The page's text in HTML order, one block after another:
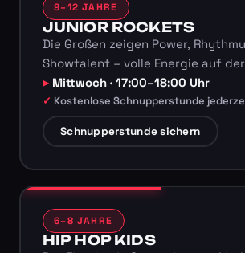
9–12 JAHRE
JUNIOR ROCKETS
Die Großen zeigen Power,
Showtalent – volle Energie auf
Mittwoch · 17:00–18:00 Uhr
Kostenlose Schnupperstunde
Schnupperstunde sichern
6–8 JAHRE
HIP HOP KIDS